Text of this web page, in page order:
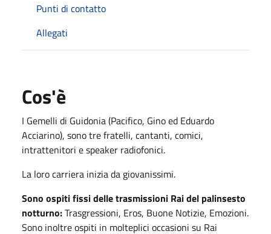
Punti di contatto
Allegati
Cos'è
I Gemelli di Guidonia (Pacifico, Gino ed Eduardo
Acciarino), sono tre fratelli, cantanti, comici,
intrattenitori e speaker radiofonici.
La loro carriera inizia da giovanissimi.
Sono ospiti fissi delle trasmissioni Rai del palinsesto
notturno:Trasgressioni, Eros, Buone Notizie, Emozioni.
Sono inoltre ospiti in molteplici occasioni su Rai